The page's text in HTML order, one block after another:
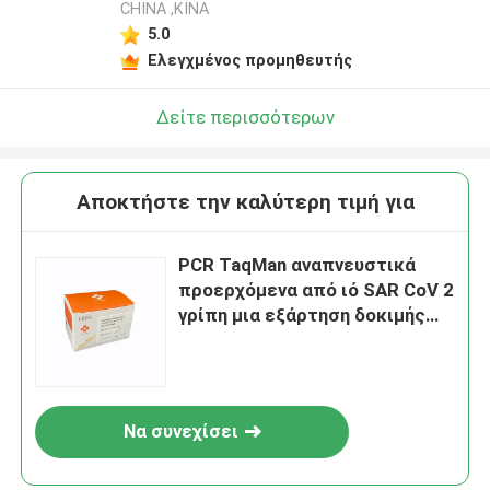
CHINA ,ΚΙΝΑ
5.0
Ελεγχμένος προμηθευτής
Δείτε περισσότερων
Αποκτήστε την καλύτερη τιμή για
PCR TaqMan αναπνευστικά
προερχόμενα από ιό SAR CoV 2
γρίπη μια εξάρτηση δοκιμής
Να συνεχίσει